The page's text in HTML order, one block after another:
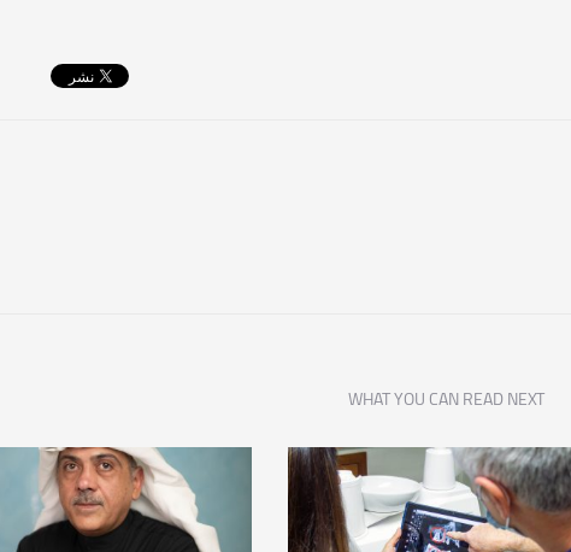
WHAT YOU CAN READ NEXT